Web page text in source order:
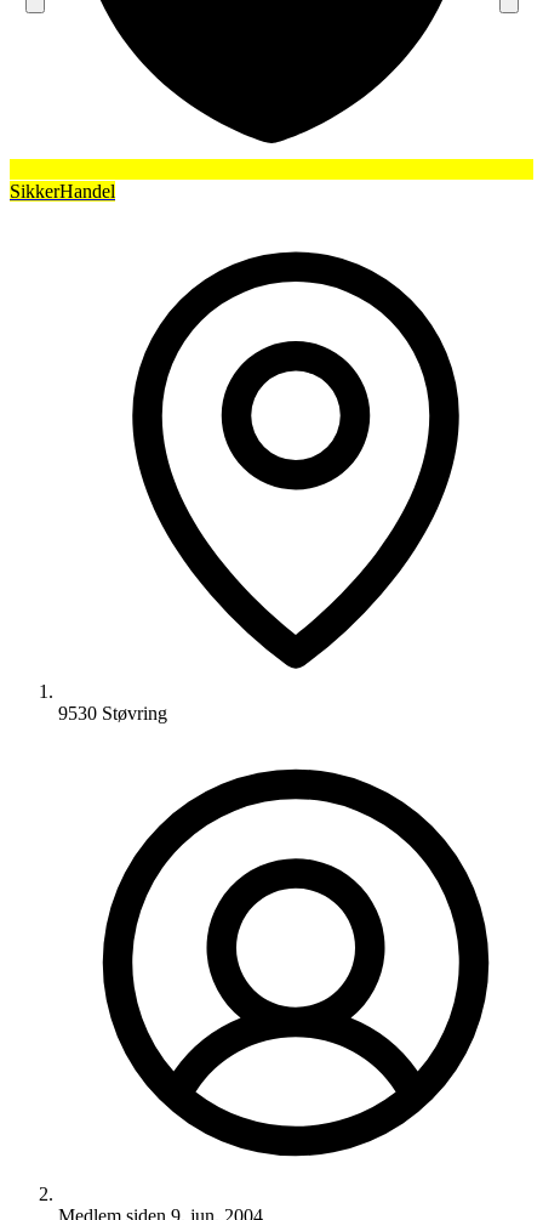
SikkerHandel
9530 Støvring
Medlem siden 9. jun. 2004